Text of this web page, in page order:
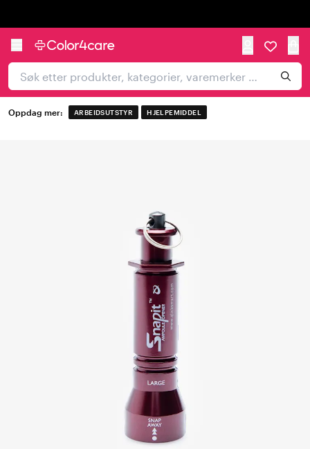
Oppdag mer: ARBEIDSUTSTYR HJELPEMIDDEL